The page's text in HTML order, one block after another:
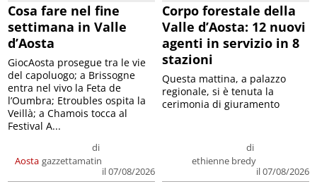
Cosa fare nel fine
settimana in Valle
d’Aosta
Aosta
di
gazzettamatin
il 07/08/2026
GiocAosta prosegue tra le vie
del capoluogo; a Brissogne
entra nel vivo la Feta de
l’Oumbra; Etroubles ospita la
Veillà; a Chamois tocca al
Festival A...
Corpo forestale della
Valle d’Aosta: 12 nuovi
agenti in servizio in 8
stazioni
di
ethienne bredy
il 07/08/2026
Questa mattina, a palazzo
regionale, si è tenuta la
cerimonia di giuramento